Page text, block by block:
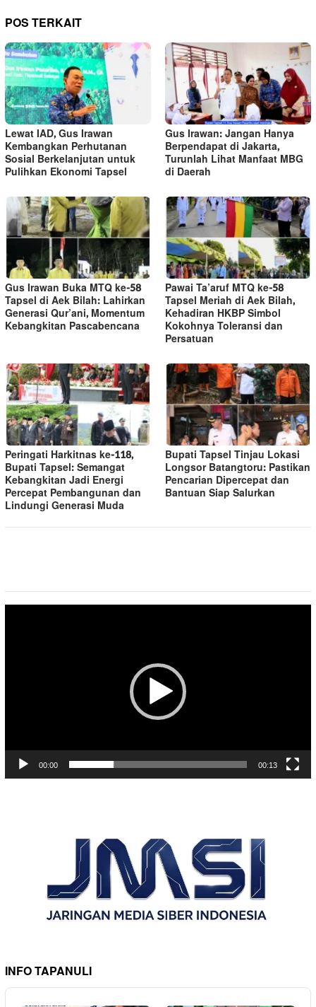
POS TERKAIT
Lewat IAD, Gus Irawan
Kembangkan Perhutanan
Sosial Berkelanjutan untuk
Pulihkan Ekonomi Tapsel
Gus Irawan: Jangan Hanya
Berpendapat di Jakarta,
Turunlah Lihat Manfaat MBG
di Daerah
Gus Irawan Buka MTQ ke-58
Tapsel di Aek Bilah: Lahirkan
Generasi Qur’ani, Momentum
Kebangkitan Pascabencana
Pawai Ta’aruf MTQ ke-58
Tapsel Meriah di Aek Bilah,
Kehadiran HKBP Simbol
Kokohnya Toleransi dan
Persatuan
Peringati Harkitnas ke-118,
Bupati Tapsel: Semangat
Kebangkitan Jadi Energi
Percepat Pembangunan dan
Lindungi Generasi Muda
Bupati Tapsel Tinjau Lokasi
Longsor Batangtoru: Pastikan
Pencarian Dipercepat dan
Bantuan Siap Salurkan
00:00 00:13
INFO TAPANULI